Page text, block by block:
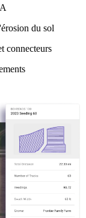
du sol
connecteurs